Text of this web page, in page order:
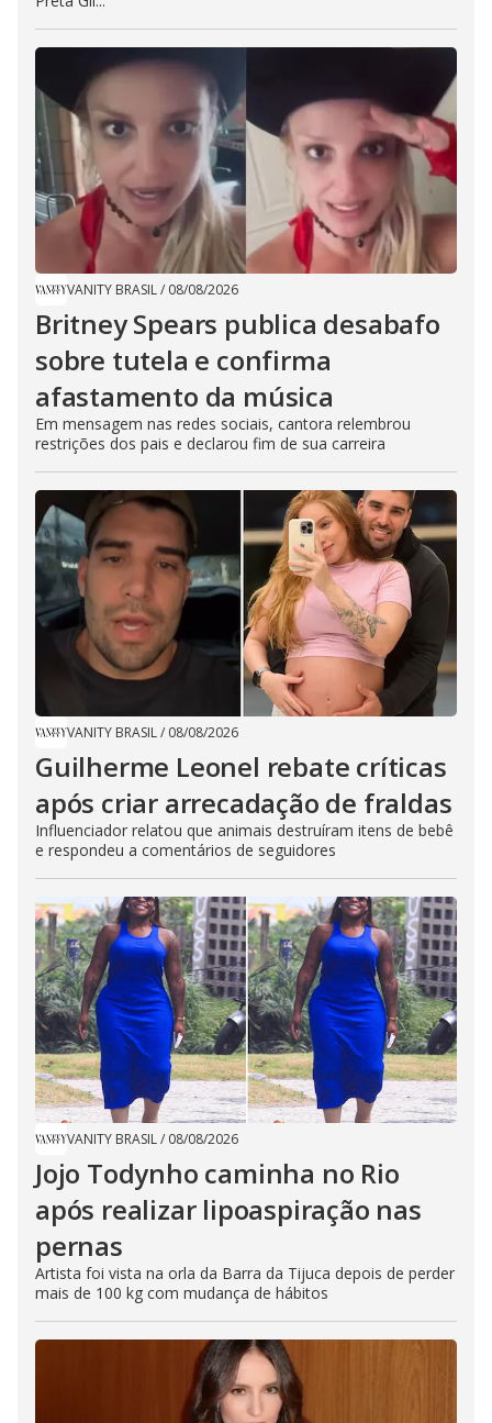
VANITY BRASIL/ 08/08/2026
Britney Spears publica desabafo
sobre tutela e confirma
afastamento da música
Em mensagem nas redes sociais, cantora relembrou
restrições dos pais e declarou fim de sua carreira
VANITY BRASIL/ 08/08/2026
Guilherme Leonel rebate críticas
após criar arrecadação de fraldas
Influenciador relatou que animais destruíram itens de bebê
e respondeu a comentários de seguidores
VANITY BRASIL/ 08/08/2026
Jojo Todynho caminha no Rio
após realizar lipoaspiração nas
pernas
Artista foi vista na orla da Barra da Tijuca depois de perder
mais de 100 kg com mudança de hábitos